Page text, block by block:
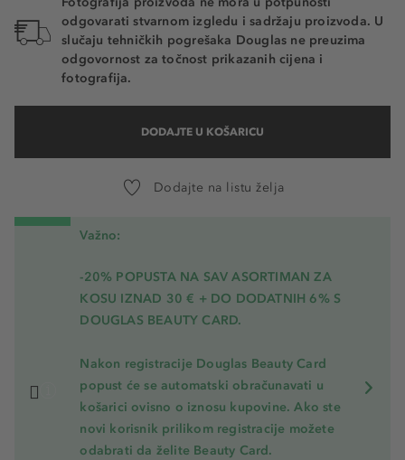
odgovarati stvarnom izgledu i sadržaju proizvoda. U
slučaju tehničkih pogrešaka Douglas ne preuzima
odgovornost za točnost prikazanih cijena i
fotografija.
DODAJTE U KOŠARICU
Dodajte na listu želja
Važno:
-20% POPUSTA NA SAV ASORTIMAN ZA
KOSU IZNAD 30 € + DO DODATNIH 6% S
DOUGLAS BEAUTY CARD.
Nakon registracije Douglas Beauty Card
popust će se automatski obračunavati u
košarici ovisno o iznosu kupovine. Ako ste
novi korisnik prilikom registracije možete
odabrati da želite Beauty Card.